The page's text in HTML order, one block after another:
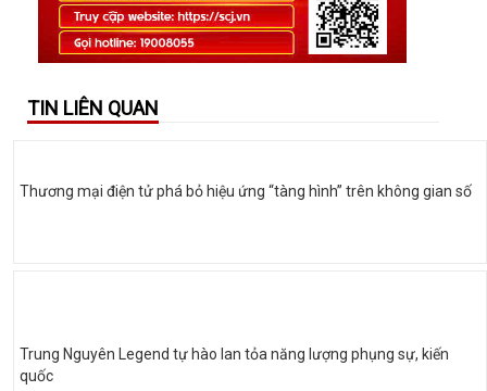
TIN LIÊN QUAN
Thương mại điện tử phá bỏ hiệu ứng “tàng hình” trên không gian số
Trung Nguyên Legend tự hào lan tỏa năng lượng phụng sự, kiến
quốc